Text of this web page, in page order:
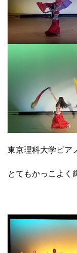
東京理科大学ピア
とてもかっこよく